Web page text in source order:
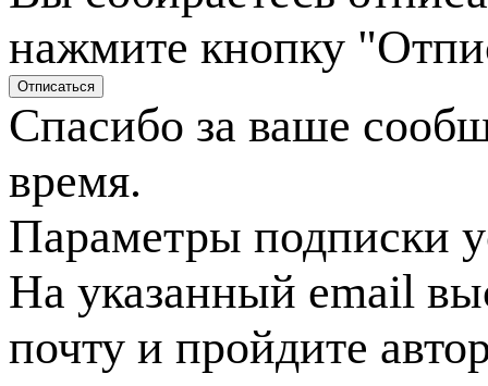
нажмите кнопку
Спасибо за ваше
время.
Параметры подписки
На указанный email
почту и пройдите